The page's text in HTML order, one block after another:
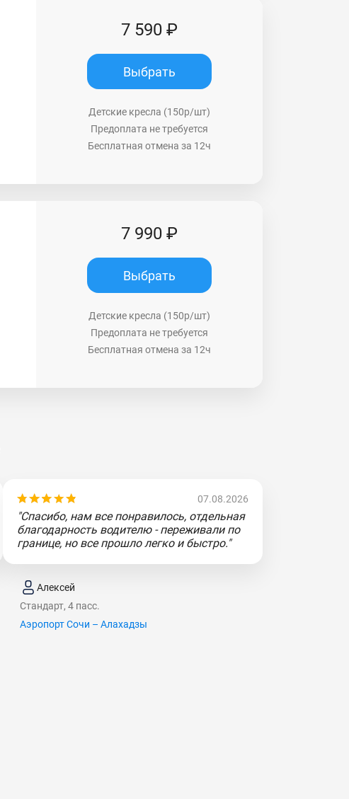
7 590 ₽
Выбрать
Детские кресла (150р/шт)
Предоплата не требуется
Бесплатная отмена за 12ч
7 990 ₽
Выбрать
Детские кресла (150р/шт)
Предоплата не требуется
Бесплатная отмена за 12ч
07.08.2026
"Спасибо, нам все понравилось, отдельная
благодарность водителю - переживали по
границе, но все прошло легко и быстро."
Алексей
Стандарт, 4 пасс.
Аэропорт Сочи – Алахадзы